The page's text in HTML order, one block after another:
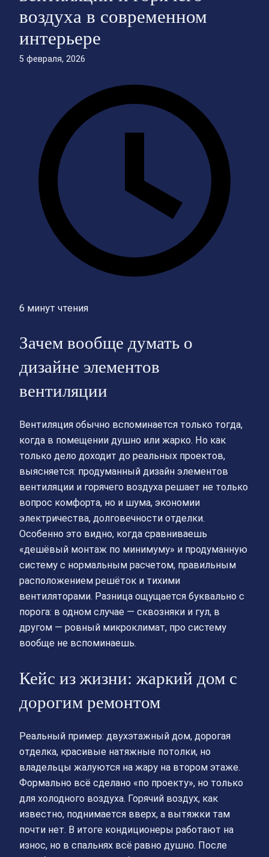
воздуха в современном
интерьере
5 февраля, 2026
6 минут чтения
Зачем вообще думать о
дизайне элементов
вентиляции
Вентиляция обычно вспоминается только тогда,
когда в помещении душно или жарко. Но как
только дело доходит до реальных проектов,
выясняется: продуманный дизайн элементов
вентиляции и горячего воздуха решает не только
вопрос комфорта, но и шума, экономии
электричества, долговечности отделки.
Особенно это видно, когда сравниваешь
«дешёвый монтаж по минимуму» и продуманную
систему с нормальным расчетом, правильным
расположением решёток и тихими
вентиляторами. Разница ощущается буквально с
порога: в одном случае — сквозняки и гул, в
другом — ровный микроклимат, про систему
вообще не вспоминаешь.
Кейс из жизни: жаркий дом с
дорогим ремонтом
Реальный пример: двухэтажный дом, дорогая
отделка, красивые натяжные потолки, но
владельцы жалуются на жару на втором этаже.
Формально всё сделано «по проекту», но только
для холодного воздуха. Горячий воздух, как
известно, поднимается вверх, а вытяжки там
почти нет. В итоге кондиционеры работают на
износ, но в спальнях всё равно душно. После